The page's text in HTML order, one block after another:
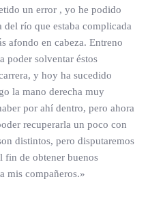
un error , yo he podido
río que estaba complicada
afondo en cabeza. Entreno
poder solventar éstos
y hoy ha sucedido
la mano derecha muy
por ahí dentro, pero ahora
recuperarla un poco con
distintos, pero disputaremos
fin de obtener buenos
mis compañeros.»